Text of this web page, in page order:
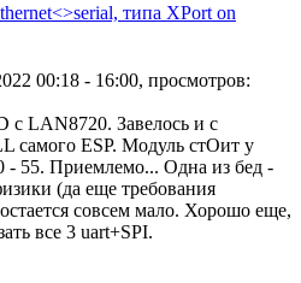
типа XPort on
00:18 - 16:00, просмотров:
с LAN8720. Завелось и с
самого ESP. Модуль стОит у
- 55. Приемлемо... Одна из бед -
(да еще требования
совсем мало. Хорошо еще,
все 3 uart+SPI.